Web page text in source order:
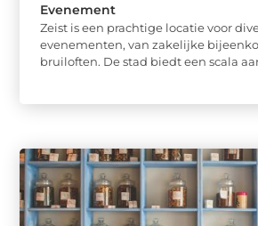
Evenement
Zeist is een prachtige locatie voor
evenementen, van zakelijke
bruiloften. De stad biedt een scala